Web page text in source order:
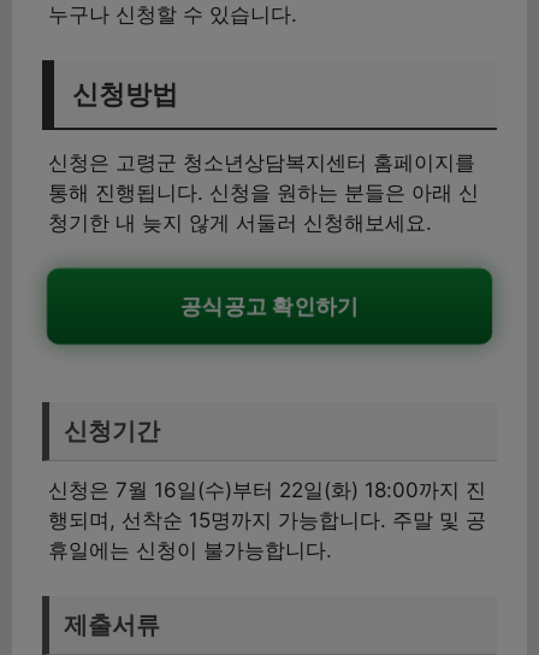
누구나 신청할 수 있습니다.
신청방법
신청은 고령군 청소년상담복지센터 홈페이지를
통해 진행됩니다. 신청을 원하는 분들은 아래 신
청기한 내 늦지 않게 서둘러 신청해보세요.
공식공고 확인하기
신청기간
신청은 7월 16일(수)부터 22일(화) 18:00까지 진
행되며, 선착순 15명까지 가능합니다. 주말 및 공
휴일에는 신청이 불가능합니다.
제출서류